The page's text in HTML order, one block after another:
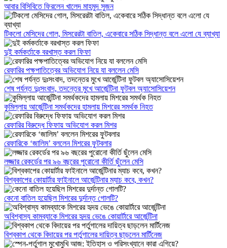
আবার বিসিবিতে ফিরলেন খালেদ মাহমুদ সুজন
টিকলো মেসিদের গোল, মিসরেরটা বাতিল, একেবারে সঠিক সিদ্ধান্ত বলে এলো যে ব্যাখ্যা
দুই কর্মকর্তাকে বরখাস্ত করল ফিফা
রেফারির পক্ষপাতিত্বের অভিযোগ নিয়ে যা বললেন মেসি
শেষ পর্যন্ত দুঃসংবাদ, তদন্তের মুখে আর্জেন্টিনা ফুটবল অ্যাসোসিয়েশন
কুমিল্লায় আর্জেন্টিনা সমর্থকদের হামলায় মিশরের সমর্থক নিহত
রেফারির বিরুদ্ধে ফিফায় অভিযোগ করল মিশর
রেফারিকে ‘জালিম’ বললেন মিশরের ফুটবলার
লজ্জার রেকর্ডের পর ৯৬ বছরের পুরোনো কীর্তি ছুঁলেন মেসি
বিশ্বকাপের কোয়ার্টার ফাইনালে আর্জেন্টিনার ম্যাচ কবে, কখন?
কেনো বাতিল হয়েছিল মিশরের দুর্দান্ত গোলটি?
অবিশ্বাস্য কামব্যাকে মিশরের হৃদয় ভেঙে কোয়ার্টারে আর্জেন্টিনা
বিশ্বকাপ থেকে বিদায়ের পর পর্তুগালের দায়িত্ব ছাড়লেন মার্টিনেজ